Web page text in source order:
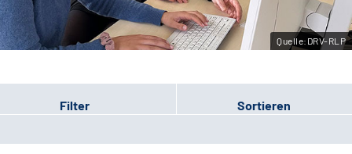
Leichte Sprache
Gebärdensprache
Quelle:DRV-RLP
Filter Sortieren